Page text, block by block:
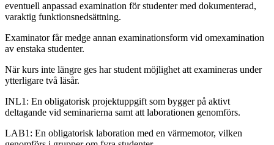
eventuell anpassad examination för studenter med dokumenterad,
varaktig funktionsnedsättning.
Examinator får medge annan examinationsform vid omexamination
av enstaka studenter.
När kurs inte längre ges har student möjlighet att examineras under
ytterligare två läsår.
INL1: En obligatorisk projektuppgift som bygger på aktivt
deltagande vid seminarierna samt att laborationen genomförs.
LAB1: En obligatorisk laboration med en värmemotor, vilken